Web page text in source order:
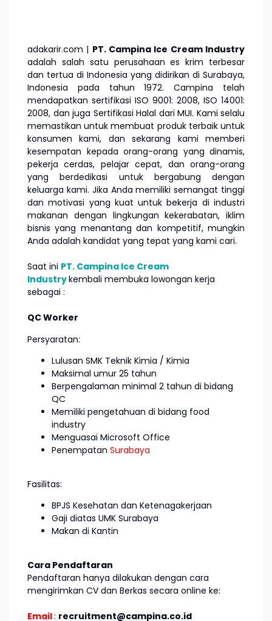
adakarir.com | PT. Campina Ice Cream Industry
adalah salah satu perusahaan es krim terbesar
dan tertua di Indonesia yang didirikan di Surabaya,
Indonesia pada tahun 1972. Campina telah
mendapatkan sertifikasi ISO 9001: 2008, ISO 14001:
2008, dan juga Sertifikasi Halal dari MUI. Kami selalu
memastikan untuk membuat produk terbaik untuk
konsumen kami, dan sekarang kami memberi
kesempatan kepada orang-orang yang dinamis,
pekerja cerdas, pelajar cepat, dan orang-orang
yang berdedikasi untuk bergabung dengan
keluarga kami. Jika Anda memiliki semangat tinggi
dan motivasi yang kuat untuk bekerja di industri
makanan dengan lingkungan kekerabatan, iklim
bisnis yang menantang dan kompetitif, mungkin
Anda adalah kandidat yang tepat yang kami cari.
Saat ini PT. Campina Ice Cream
Industrykembali membuka lowongan kerja
sebagai :
QC Worker
Persyaratan:
Lulusan SMK Teknik Kimia / Kimia
Maksimal umur 25 tahun
Berpengalaman minimal 2 tahun di bidang
QC
Memiliki pengetahuan di bidang food
industry
Menguasai Microsoft Office
Penempatan Surabaya
Fasilitas:
BPJS Kesehatan dan Ketenagakerjaan
Gaji diatas UMK Surabaya
Makan di Kantin
Cara Pendaftaran
Pendaftaran hanya dilakukan dengan cara
mengirimkan CV dan Berkas secara online ke:
Email: recruitment@campina.co.id